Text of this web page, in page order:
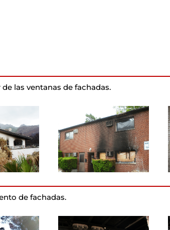
las ventanas de fachadas.
de fachadas.